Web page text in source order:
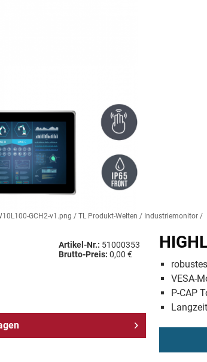
GCH2-v1.png / TL Produkt-Welten / Industriemonitor /
Artikel-Nr.: 51000353
Brutto-Preis: 0,00 €
VESA-
P-CAP